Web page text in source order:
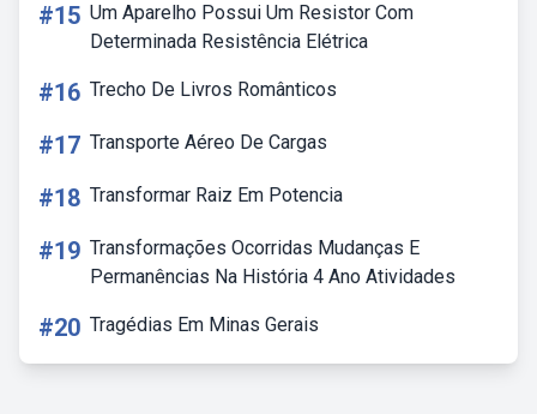
#15 Um Aparelho Possui Um Resistor Com
Determinada Resistência Elétrica
#16 Trecho De Livros Românticos
#17 Transporte Aéreo De Cargas
#18 Transformar Raiz Em Potencia
#19 Transformações Ocorridas Mudanças E
Permanências Na História 4 Ano Atividades
#20 Tragédias Em Minas Gerais